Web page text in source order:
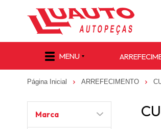
MENU
Página Inicial ARREFECIMENTO
Marca